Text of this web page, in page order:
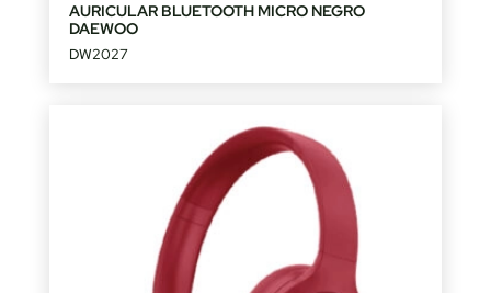
AURICULAR BLUETOOTH MICRO NEGRO
DAEWOO
DW2027